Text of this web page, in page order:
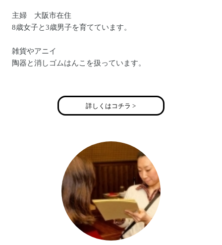
主婦 大阪市在住
8歳女子と3歳男子を育てています。
雑貨やアニイ
陶器と消しゴムはんこを扱っています。
https://www.facebook.com/anny0120
詳しくはコチラ >